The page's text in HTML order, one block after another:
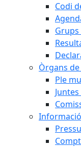
Codi
Òrgans
Ple